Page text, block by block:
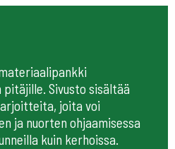
Sivusto sisältää
joita voi
ja nuorten ohjaamisessa
kuin kerhoissa.